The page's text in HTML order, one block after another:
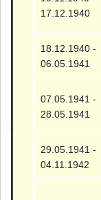
17.12.1940
18.12.1940 -
06.05.1941
07.05.1941 -
28.05.1941
29.05.1941 -
04.11.1942